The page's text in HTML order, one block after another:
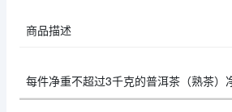
商品描述
每件净重不超过3千克的普洱茶（熟茶）